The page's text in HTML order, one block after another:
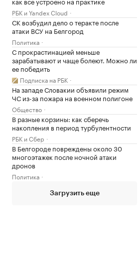
РБК и Yandex Cloud
СК возбудил дело о теракте после
атаки ВСУ на Белгород
Политика
С прокрастинацией меньше
зарабатывают и чаще болеют. Можно ли
ее победить
Подписка на РБК
На западе Словакии объявили режим
ЧС из-за пожара на военном полигоне
Общество
В разные корзины: как сберечь
накопления в период турбулентности
РБК и Сбер
В Белгороде повреждены около 30
многоэтажек после ночной атаки
дронов
Политика
Загрузить еще